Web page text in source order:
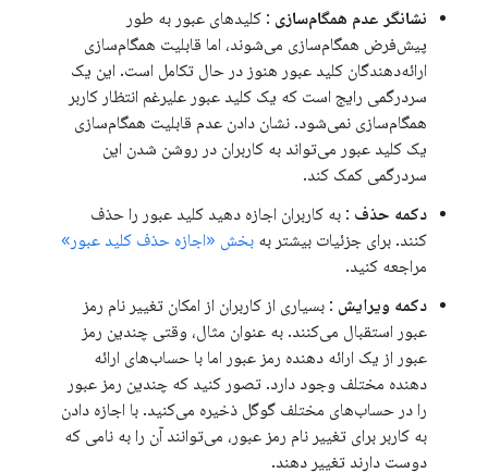
نشانگر عدم همگام‌سازی : کلیدهای عبور به طور
پیش‌فرض همگام‌سازی می‌شوند، اما قابلیت همگام‌سازی
ارائه‌دهندگان کلید عبور هنوز در حال تکامل است. این یک
سردرگمی رایج است که یک کلید عبور علیرغم انتظار کاربر
همگام‌سازی نمی‌شود. نشان دادن عدم قابلیت همگام‌سازی
یک کلید عبور می‌تواند به کاربران در روشن شدن این
سردرگمی کمک کند.
دکمه حذف : به کاربران اجازه دهید کلید عبور را حذف
کنند. برای جزئیات بیشتر به بخش «اجازه حذف کلید عبور»
مراجعه کنید.
دکمه ویرایش : بسیاری از کاربران از امکان تغییر نام رمز
عبور استقبال می‌کنند. به عنوان مثال، وقتی چندین رمز
عبور از یک ارائه دهنده رمز عبور اما با حساب‌های ارائه
دهنده مختلف وجود دارد. تصور کنید که چندین رمز عبور
را در حساب‌های مختلف گوگل ذخیره می‌کنید. با اجازه دادن
به کاربر برای تغییر نام رمز عبور، می‌توانند آن را به نامی که
دوست دارند تغییر دهند.